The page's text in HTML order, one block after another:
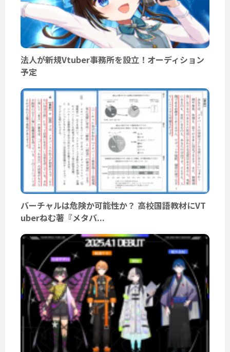
法人が新規Vtuber事務所を設立！オーディション
予定
バーチャルは危険か可能性か？ 高校国語教材にVT
uberねむ著『メタバ...